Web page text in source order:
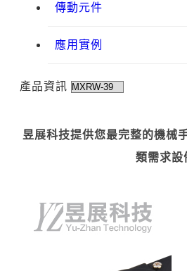
傳動元件
應用實例
產品資訊
昱展科技提供您最完整的機械
類需求設